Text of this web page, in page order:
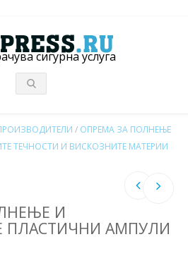
сигурна услуга
/ ОПРЕМА ЗА ПОЛНЕЊЕ
ТЕЧНОСТИ И ВИСКОЗНИТЕ МАТЕРИИ
И
ПЛАСТИЧНИ АМПУЛИ